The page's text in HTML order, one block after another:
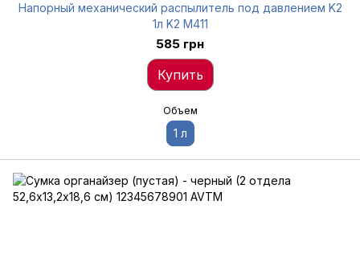
Напорный механический распылитель под давлением K2
1л K2 M411
585 грн
Купить
Объем
1 л